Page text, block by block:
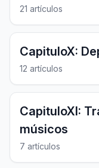
21 artículos
CapituloX:
12 artículos
CapituloXI:
músicos
7 artículos